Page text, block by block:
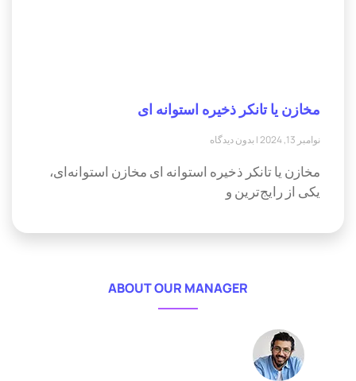
مخازن یا تانکر ذخیره استوانه ای
نوامبر 13, 2024 بدون دیدگاه
مخازن یا تانکر ذخیره استوانه ای مخازن استوانه‌ای،
یکی از رایج‌ترین و
ABOUT OUR MANAGER